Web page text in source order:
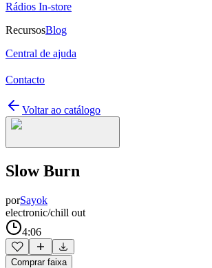
Rádios In-store
RecursosBlog
Central de ajuda
Contacto
Voltar ao catálogo
Slow Burn
porSayok
electronic/chill out
4:06
Comprar faixa